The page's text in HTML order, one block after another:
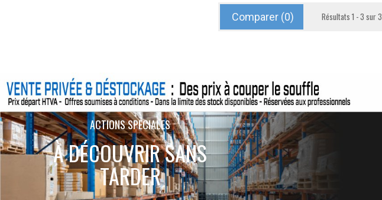
Comparer (0) Résultats 1 - 3 sur 3.
ACTIONS SPÉCIALES
À DÉCOUVRIR SANS
TARDER